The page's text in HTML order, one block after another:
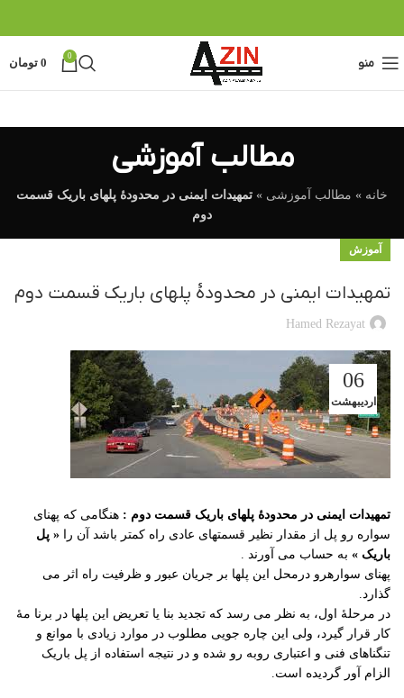
منو 0
0 تومان
مطالب آموزشی
خانه » مطالب آموزشی » تمهیدات ایمنی در محدودۀ پلهای باریک قسمت
دوم
آموزش
تمهیدات ایمنی در محدودۀ پلهای باریک قسمت دوم
Hamed Rezayat
06
اردیبهشت
تمهیدات ایمنی در محدودۀ پلهای باریک قسمت دوم : هنگامی که پهنای
سواره رو پل از مقدار نظیر قسمتهای عادی راه کمتر باشد آن را « پل
باریک » به حساب می آورند .
پهنای سوارهرو درمحل این پلها بر جریان عبور و ظرفیت راه اثر می
گذارد.
در مرحلۀ اول، به نظر می رسد که تجدید بنا یا تعریض این پلها در برنا مۀ
کار قرار گیرد، ولی این چاره جویی مطلوب در موارد زیادی با موانع و
تنگناهای فنی و اعتباری روبه رو شده و در نتیجه استفاده از پل باریک
الزام آور گردیده است.